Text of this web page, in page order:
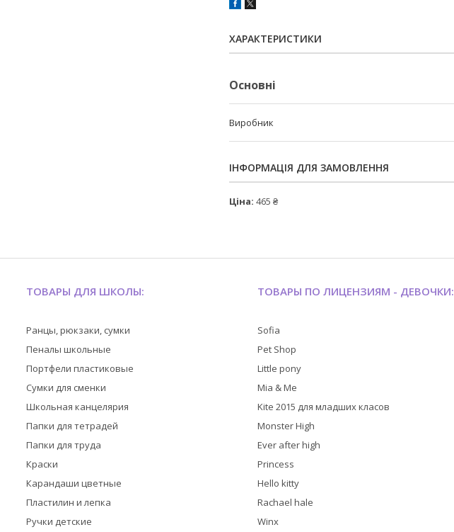
ХАРАКТЕРИСТИКИ
Основні
Виробник
ІНФОРМАЦІЯ ДЛЯ ЗАМОВЛЕННЯ
Ціна: 465 ₴
ТОВАРЫ ДЛЯ ШКОЛЫ:
Ранцы, рюкзаки, сумки
Пеналы школьные
Портфели пластиковые
Сумки для сменки
Школьная канцелярия
Папки для тетрадей
Папки для труда
Краски
Карандаши цветные
Пластилин и лепка
Ручки детские
ТОВАРЫ ПО ЛИЦЕНЗИЯМ - ДЕВОЧКИ:
Sofia
Pet Shop
Little pony
Mia & Me
Kite 2015 для младших класов
Monster High
Ever after high
Princess
Hello kitty
Rachael hale
Winx